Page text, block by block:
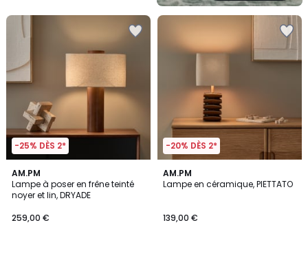
-25% DÈS 2*
AM.PM
Lampe à poser en frêne teinté
noyer et lin, DRYADE
259,00 €
-20% DÈS 2*
AM.PM
Lampe en céramique, PIETTATO
139,00 €